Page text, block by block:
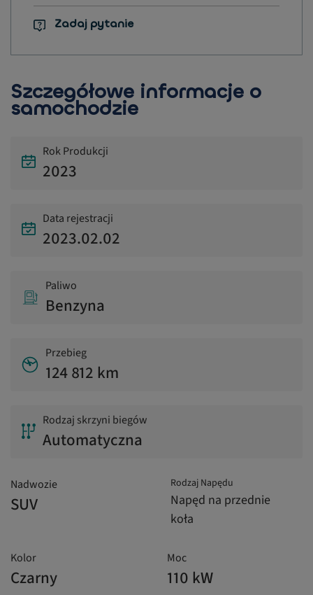
Zadaj pytanie
Szczegółowe informacje o
samochodzie
Rok Produkcji
2023
Data rejestracji
2023.02.02
Paliwo
Benzyna
Przebieg
124 812 km
Rodzaj skrzyni biegów
Automatyczna
Nadwozie
SUV
Rodzaj Napędu
Napęd na przednie
koła
Kolor
Czarny
Moc
110 kW